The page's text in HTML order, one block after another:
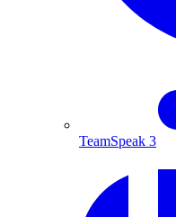
TeamSpeak 3